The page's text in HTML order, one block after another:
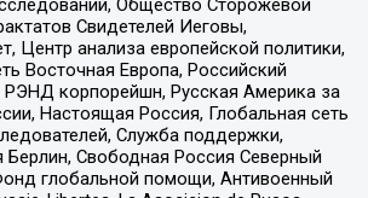
Общество Сторожевой
Свидетелей Иеговы,
Центр анализа европейской политики,
Восточная Европа, Российский
РЭНД корпорейшн, Русская Америка за
Настоящая Россия, Глобальная сеть
Служба поддержки,
Свободная Россия Северный
глобальной помощи, Антивоенный